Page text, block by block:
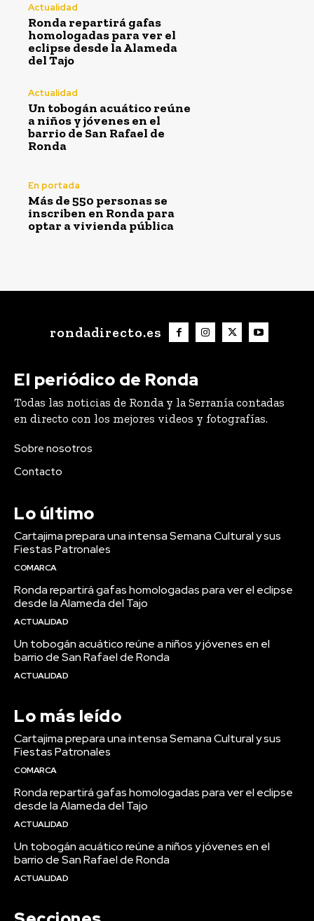
Actualidad
Ronda repartirá gafas
homologadas para ver el
eclipse desde la Alameda
del Tajo
Actualidad
Un tobogán acuático reúne
a niños y jóvenes en el
barrio de San Rafael de
Ronda
En portada
Más de 550 personas se
inscriben en Ronda para
optar a vivienda pública
rondadirecto.es
El periódico de Ronda
Todas las noticias de Ronda y la Serranía contadas
en directo con los mejores videos y fotografías.
Sobre nosotros
Contacto
Lo último
Cartajima prepara una intensa Semana Cultural y sus
Fiestas Patronales
COMARCA
Ronda repartirá gafas homologadas para ver el eclipse
desde la Alameda del Tajo
ACTUALIDAD
Un tobogán acuático reúne a niños y jóvenes en el
barrio de San Rafael de Ronda
ACTUALIDAD
Lo más leído
Cartajima prepara una intensa Semana Cultural y sus
Fiestas Patronales
COMARCA
Ronda repartirá gafas homologadas para ver el eclipse
desde la Alameda del Tajo
ACTUALIDAD
Un tobogán acuático reúne a niños y jóvenes en el
barrio de San Rafael de Ronda
ACTUALIDAD